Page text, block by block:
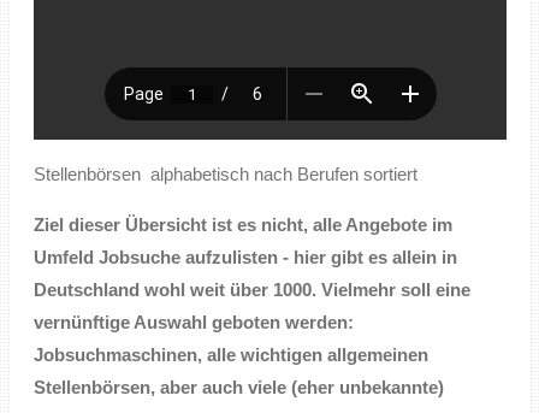
Stellenbörsen alphabetisch nach Berufen sortiert
Ziel dieser Übersicht ist es nicht, alle Angebote im
Umfeld Jobsuche aufzulisten - hier gibt es allein in
Deutschland wohl weit über 1000. Vielmehr soll eine
vernünftige Auswahl geboten werden:
Jobsuchmaschinen, alle wichtigen allgemeinen
Stellenbörsen, aber auch viele (eher unbekannte)